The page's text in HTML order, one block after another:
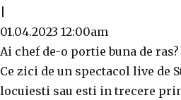
01.04.2023 12:00am
Ai chef de-o portie buna de
Ce zici de un spectacol live de
locuiesti sau esti in trecere prin